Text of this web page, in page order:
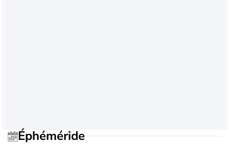
Éphéméride